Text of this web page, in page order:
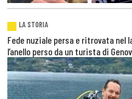
LA STORIA
Fede nuziale persa e ritrovata nel
l’anello perso da un turista di